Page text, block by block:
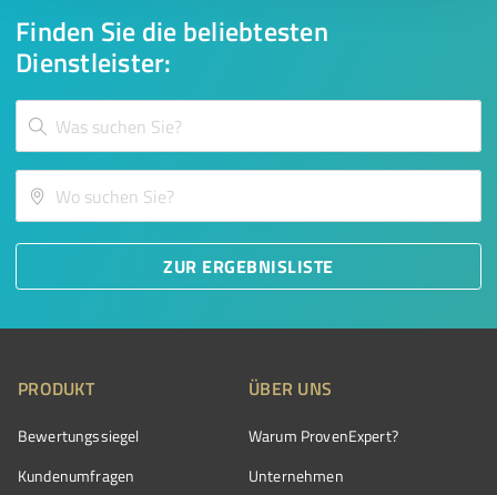
Finden Sie die beliebtesten
Dienstleister:
ZUR ERGEBNISLISTE
PRODUKT
Bewertungssiegel
Kundenumfragen
ÜBER UNS
Warum ProvenExpert?
Unternehmen